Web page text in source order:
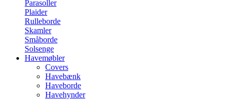
Parasoller
Plaider
Rulleborde
Skamler
Småborde
Solsenge
Havemøbler
Covers
Havebænk
Haveborde
Havehynder